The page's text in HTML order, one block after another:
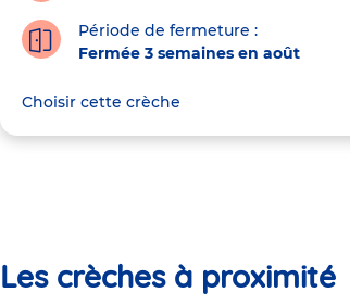
Période de fermeture :
Fermée 3 semaines en août
Choisir cette crèche
Les crèches à proximité